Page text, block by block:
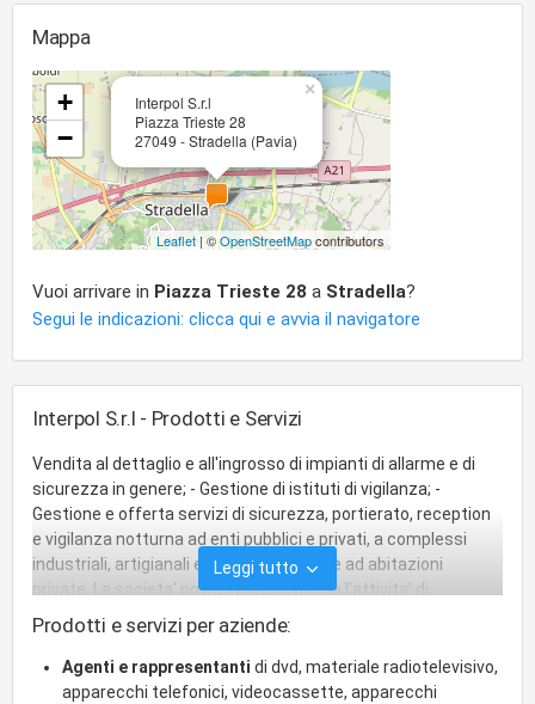
Mappa
Interpol S.r.l
Piazza Trieste 28
27049 - Stradella (Pavia)
×
+
−
Leaflet| ©OpenStreetMapcontributors
Vuoi arrivare in Piazza Trieste 28 a Stradella?
Segui le indicazioni: clicca qui e avvia il navigatore
Interpol S.r.l - Prodotti e Servizi
Vendita al dettaglio e all'ingrosso di impianti di allarme e di
sicurezza in genere; - Gestione di istituti di vigilanza; -
Gestione e offerta servizi di sicurezza, portierato, reception
e vigilanza notturna ad enti pubblici e privati, a complessi
industriali, artigianali e commerciali oltre ad abitazioni
private. La societa' potra'svolgere anche l'attivita' di
rappresentanza per i settori di attivita' sopra citati. La
societa'potra'inoltre compiere tutte le operazioni
commerciali, industriali, mobiliari e immobiliari ritenute
necessarie o utili per il conseguimento dell', prestare
Leggi tutto
Prodotti e servizi per aziende:
Agenti e rappresentanti di dvd, materiale radiotelevisivo,
apparecchi telefonici, videocassette, apparecchi